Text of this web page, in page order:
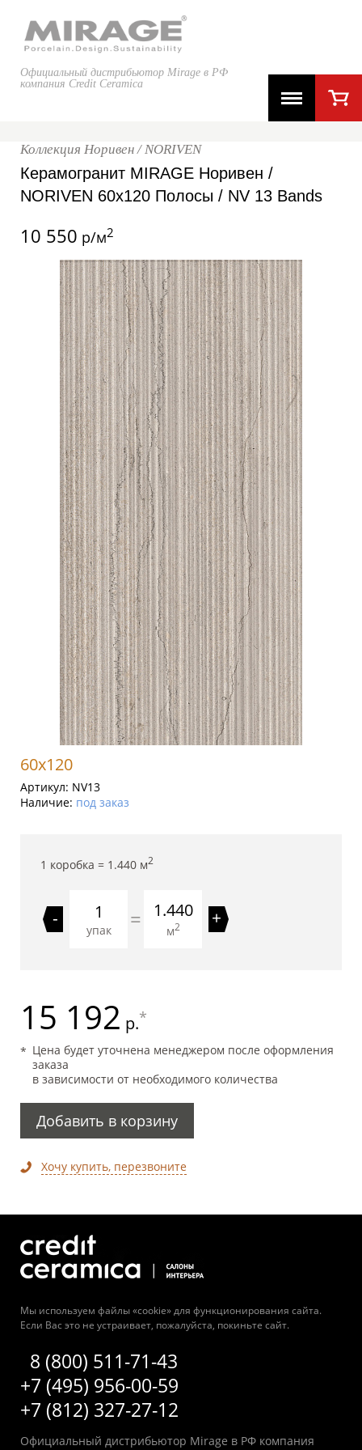
Официальный дистрибьютор Mirage в РФ
компания Credit Ceramica
Коллекция Норивен / NORIVEN
Керамогранит MIRAGE Норивен /
NORIVEN 60x120 Полосы / NV 13 Bands
10 550 р/м2
60x120
Артикул: NV13
Наличие: под заказ
1 коробка = 1.440 м2
-
упак = 1.440
м2 +
15 192 р.*
Цена будет уточнена менеджером после оформления
заказа
в зависимости от необходимого количества
Добавить в корзину
Хочу купить, перезвоните
Мы используем файлы «cookie» для функционирования сайта.
Если Вас это не устраивает, пожалуйста, покиньте сайт.
8 (800) 511-71-43
+7 (495) 956-00-59
+7 (812) 327-27-12
Официальный дистрибьютор Mirage в РФ компания